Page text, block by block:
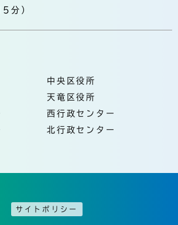
分）
中央区役所
天竜区役所
西行政センター
北行政センター
サイトポリシー